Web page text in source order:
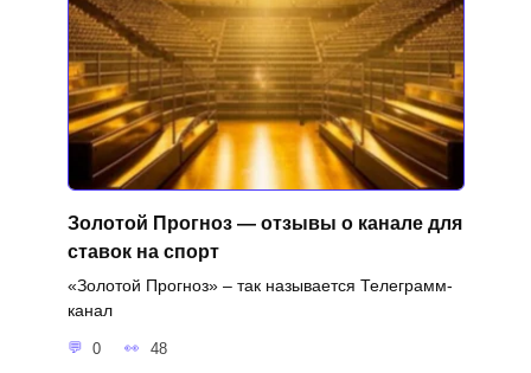
Золотой Прогноз — отзывы о канале для
ставок на спорт
«Золотой Прогноз» – так называется Телеграмм-
канал
0 48